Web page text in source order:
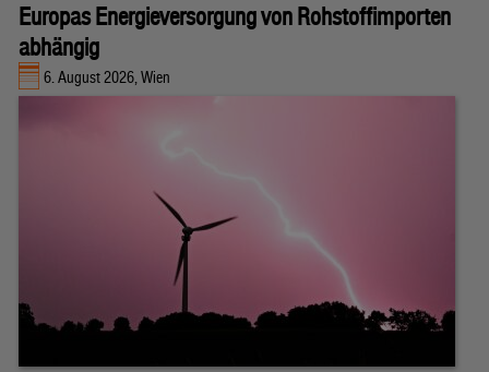
Europas Energieversorgung von Rohstoffimporten
abhängig
6. August 2026, Wien